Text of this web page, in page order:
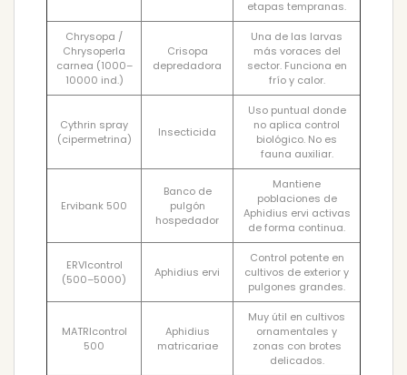
etapas tempranas.
Chrysopa /
Chrysoperla
carnea (1000–
10000 ind.)
Crisopa
depredadora
Una de las larvas
más voraces del
sector. Funciona en
frío y calor.
Cythrin spray
(cipermetrina)
Insecticida
Uso puntual donde
no aplica control
biológico. No es
fauna auxiliar.
Ervibank 500
Banco de
pulgón
hospedador
Mantiene
poblaciones de
Aphidius ervi activas
de forma continua.
ERVIcontrol
(500–5000)
Aphidius ervi
Control potente en
cultivos de exterior y
pulgones grandes.
MATRIcontrol
500
Aphidius
matricariae
Muy útil en cultivos
ornamentales y
zonas con brotes
delicados.